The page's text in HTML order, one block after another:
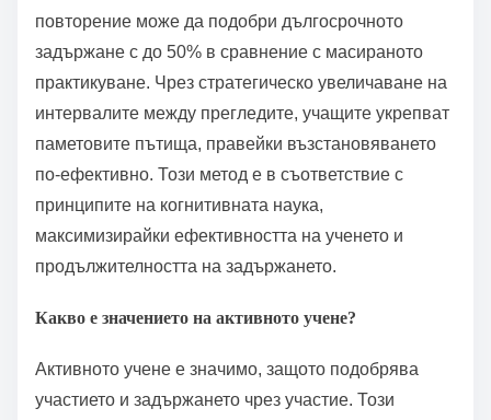
подобрява задържането, като оптимизира времето
на сесиите за преглед. Техниката използва ефекта
на разпределение, който предполага, че
информацията се възстановява по-лесно, когато
учебните сесии са разпределени във времето.
Изследванията показват, че разпределеното
повторение може да подобри дългосрочното
задържане с до 50% в сравнение с масираното
практикуване. Чрез стратегическо увеличаване на
интервалите между прегледите, учащите укрепват
по-ефективно. Този метод е в съответствие с
принципите на когнитивната наука,